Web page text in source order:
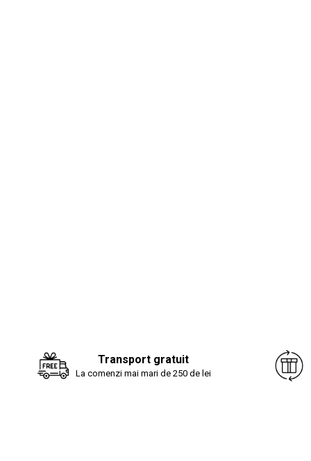
Transport gratuit
La comenzi mai mari de 250 de lei